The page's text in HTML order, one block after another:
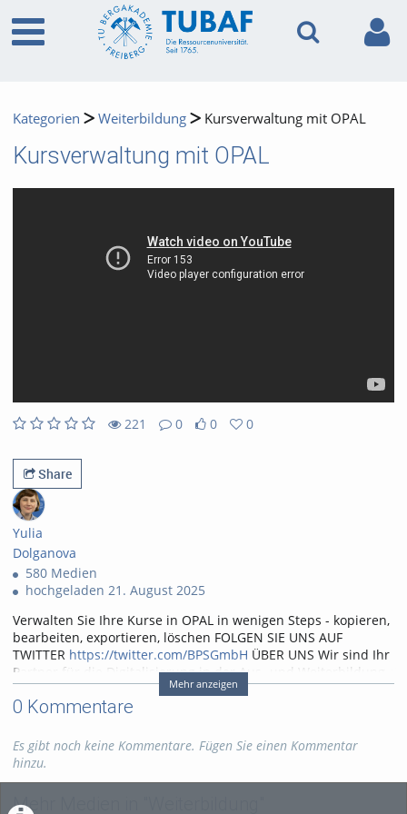
Kategorien Weiterbildung Kursverwaltung mit OPAL
Kursverwaltung mit OPAL
221
0
0
0
Share
Yulia
Dolganova
580 Medien
hochgeladen 21. August 2025
Verwalten Sie Ihre Kurse in OPAL in wenigen Steps - kopieren,
bearbeiten, exportieren, löschen FOLGEN SIE UNS AUF
TWITTER https://twitter.com/BPSGmbH ÜBER UNS Wir sind Ihr
Partner für die Digitalisierung in der Aus- und Weiterbildung.
Seit mehr als 15 Jahren begleiten wir öffentliche und private
Bildungseinrichtungen und -anbieter in den Bereichen E-
Weiterbildung sowie in der Online-Berichtsheftführung in der
dualen Berufsausbildung. Unser Ziel: Gemeinsam mit Ihnen
und Dokumentationen:
Mehr anzeigen
0 Kommentare
Es gibt noch keine Kommentare. Fügen Sie einen Kommentar
hinzu.
Mehr Medien in "Weiterbildung"